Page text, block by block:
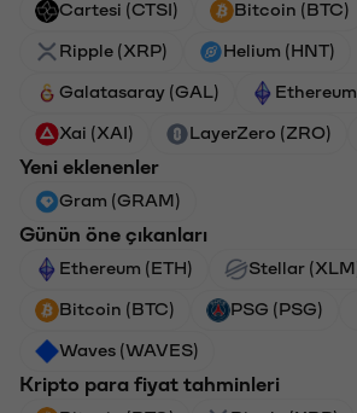
Cartesi (CTSI) Bitcoin (BTC)
Ripple (XRP) Helium (HNT)
Galatasaray (GAL)
Xai (XAI) LayerZero (ZRO)
Yeni eklenenler
Gram (GRAM)
Günün öne çıkanları
Ethereum (ETH) Stellar
Bitcoin (BTC) PSG (PSG)
Waves (WAVES)
Kripto para fiyat tahminleri